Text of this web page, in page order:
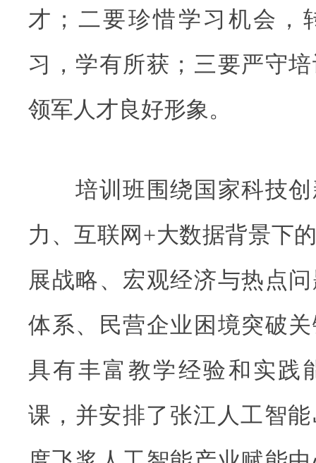
才；二要珍惜学习机会，
习，学有所获；三要严守
领军人才良好形象。
培训班围绕国家科技创
力、互联网+大数据背景下
展战略、宏观经济与热点
体系、民营企业困境突破
具有丰富教学经验和实践
课，并安排了张江人工智